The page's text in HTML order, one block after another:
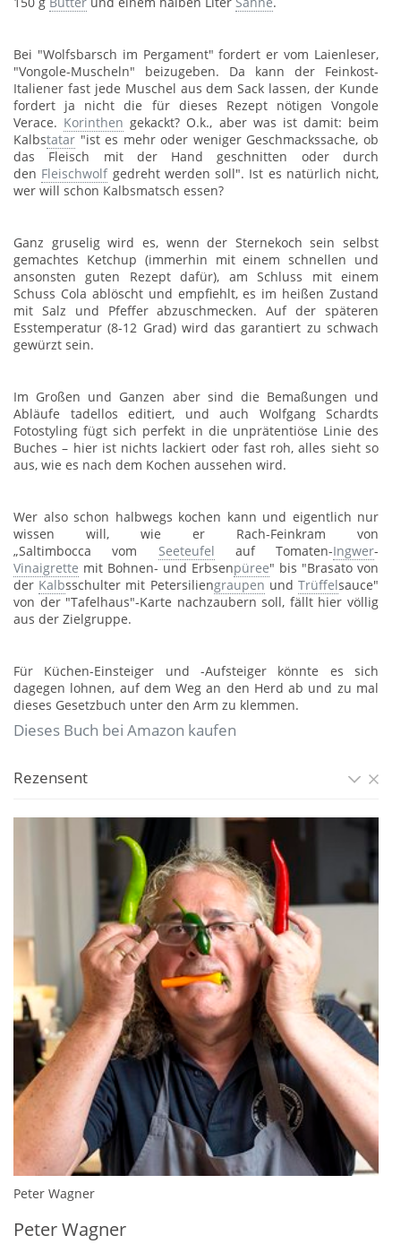
Bei "Wolfsbarsch im Pergament" fordert er vom Laienleser,
"Vongole-Muscheln" beizugeben. Da kann der Feinkost-
Italiener fast jede Muschel aus dem Sack lassen, der Kunde
fordert ja nicht die für dieses Rezept nötigen Vongole
Verace. Korinthen gekackt? O.k., aber was ist damit: beim
Kalbstatar "ist es mehr oder weniger Geschmackssache, ob
das Fleisch mit der Hand geschnitten oder durch
den Fleischwolfgedreht werden soll". Ist es natürlich nicht,
wer will schon Kalbsmatsch essen?
Ganz gruselig wird es, wenn der Sternekoch sein selbst
gemachtes Ketchup (immerhin mit einem schnellen und
ansonsten guten Rezept dafür), am Schluss mit einem
Schuss Cola ablöscht und empfiehlt, es im heißen Zustand
mit Salz und Pfeffer abzuschmecken. Auf der späteren
Esstemperatur (8-12 Grad) wird das garantiert zu schwach
gewürzt sein.
Im Großen und Ganzen aber sind die Bemaßungen und
Abläufe tadellos editiert, und auch Wolfgang Schardts
Fotostyling fügt sich perfekt in die unprätentiöse Linie des
Buches – hier ist nichts lackiert oder fast roh, alles sieht so
aus, wie es nach dem Kochen aussehen wird.
Wer also schon halbwegs kochen kann und eigentlich nur
wissen will, wie er Rach-Feinkram von
„Saltimbocca vom Seeteufel auf Tomaten-Ingwer-
Vinaigrette mit Bohnen- und Erbsenpüree" bis "Brasato von
der Kalbsschulter mit Petersiliengraupen undTrüffelsauce"
von der "Tafelhaus"-Karte nachzaubern soll, fällt hier völlig
aus der Zielgruppe.
Für Küchen-Einsteiger und -Aufsteiger könnte es sich
dagegen lohnen, auf dem Weg an den Herd ab und zu mal
dieses Gesetzbuch unter den Arm zu klemmen.
Dieses Buch bei Amazon kaufen
Rezensent
Peter Wagner
Peter Wagner